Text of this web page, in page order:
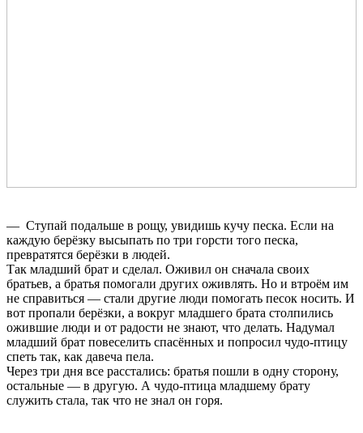
— Ступай подальше в рощу, увидишь кучу песка. Если на
каждую бе­рёзку высыпать по три горсти того песка,
превратятся берёзки в людей.
Так младший брат и сделал. Оживил он сначала своих
братьев, а бра­тья помогали других оживлять. Но и втроём им
не справиться — стали другие люди помогать песок носить. И
вот пропали берёзки, а вокруг младшего брата столпились
ожившие люди и от радости не знают, что де­лать. Надумал
младший брат повеселить спасённых и попросил чудо-пти­цу
спеть так, как давеча пела.
Через три дня все расстались: братья пошли в одну сторону,
осталь­ные — в другую. А чудо-птица младшему брату
служить стала, так что не знал он горя.